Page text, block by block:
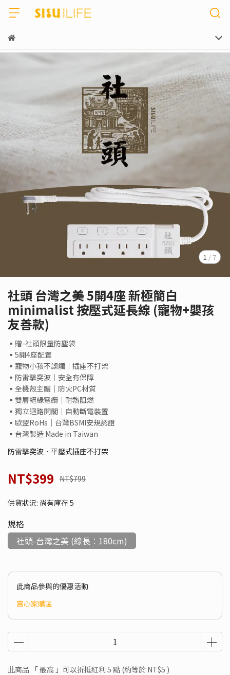
1 / 7
社頭 台灣之美 5開4座 新極簡白
minimalist 按壓式延長線 (寵物+嬰孩
友善款)
▪贈-社頭限量防塵袋
▪5開4座配置
▪寵物小孩不誤觸│插座不打架
▪防雷擊突波│安全有保障
▪全機殼主體│防火PC材質
▪雙層絕緣電纜│耐熱阻燃
▪獨立迴路開關│自動斷電裝置
▪歐盟RoHs│台灣BSMI安規認證
▪台灣製造 Made in Taiwan
防雷擊突波．平壓式插座不打架
NT$399 NT$799
供貨狀況: 尚有庫存 5
規格
社頭-台灣之美 (線長︰180cm)
此商品參與的優惠活動
窩心家購區
此商品 「 最高 」可以折抵紅利 5 點 (約等於 NT$5 )